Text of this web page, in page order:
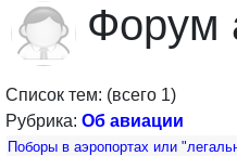
Форум
Список тем: (всего 1)
Рубрика: Об авиации
Поборы в аэропортах или